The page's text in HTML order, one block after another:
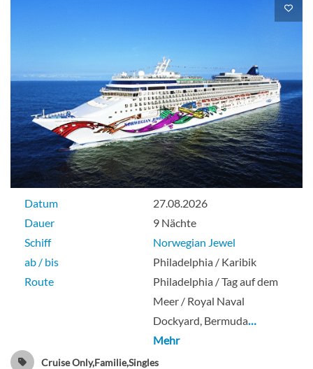
Deck 10
Innenkabine
Innenkabine-[IB]
Deck 08
Innenkabine
Innenkabine-[IF]
Datum
27.08.2026
Dauer
9 Nächte
Schiff
Norwegian Jewel
ab / bis
Philadelphia / Karibik
Route
Philadelphia / Tag auf dem
Meer / Royal Naval
Dockyard, Bermuda…
Mehr
Cruise Only,Familie,Singles